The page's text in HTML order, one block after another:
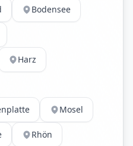
Bodensee
Harz
Mosel
Rhön